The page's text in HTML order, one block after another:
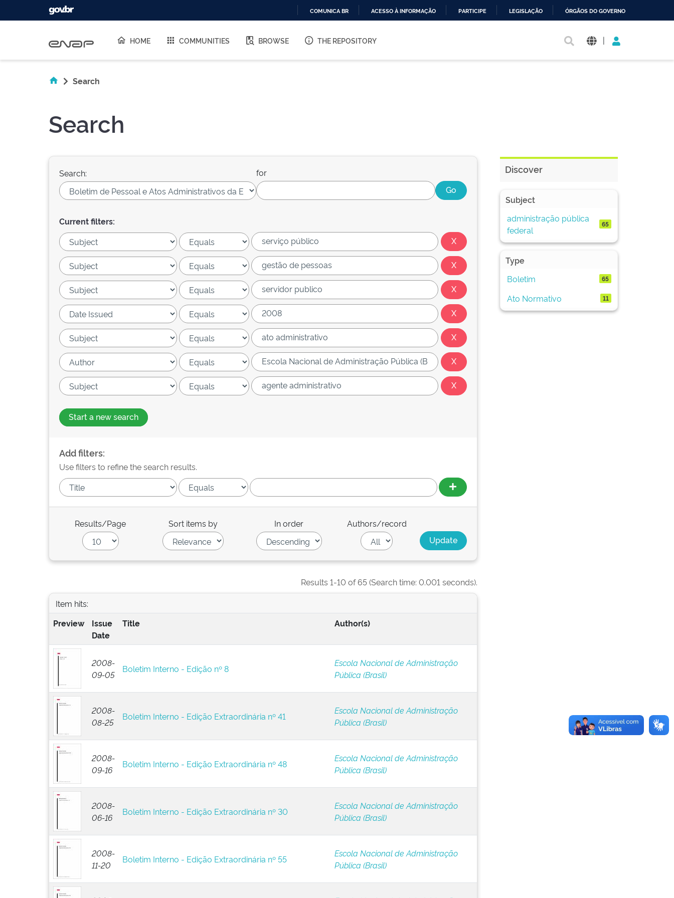
O
COMUNICA BR ACESSO À INFORMAÇÃO PARTICIPE LEGISLAÇÃO ÓRGÃOS DO GOVERNO
HOME COMMUNITIES BROWSE THE REPOSITORY |
Search
Search
Search: for
Current filters:
Start a new search
Add filters:
Use filters to refine the search results.
Results/Page Sort items by In order Authors/record
Results 1-10 of 65 (Search time: 0.001 seconds).
Item hits:
Preview
Issue
Date
Title Author(s)
2008-
09-05
Boletim Interno - Edição nº 8
Escola Nacional de Administração
Pública (Brasil)
2008-
08-25
Boletim Interno - Edição Extraordinária nº 41
Escola Nacional de Administração
Pública (Brasil)
2008-
09-16
Boletim Interno - Edição Extraordinária nº 48
Escola Nacional de Administração
Pública (Brasil)
2008-
06-16
Boletim Interno - Edição Extraordinária nº 30
Escola Nacional de Administração
Pública (Brasil)
2008-
11-20
Boletim Interno - Edição Extraordinária nº 55
Escola Nacional de Administração
Pública (Brasil)
Discover
Subject
administração pública
federal
65
Type
Boletim
65
Ato Normativo 11